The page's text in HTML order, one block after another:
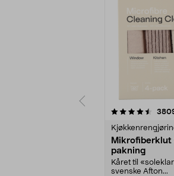
Mikrofiberklut
pakning
Kåret til
svenske Afton...
4.5av